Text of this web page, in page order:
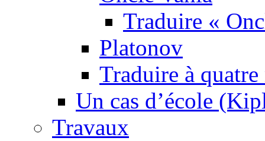
Traduire «
Platonov
Traduire à quatre
Un cas d’école
Travaux